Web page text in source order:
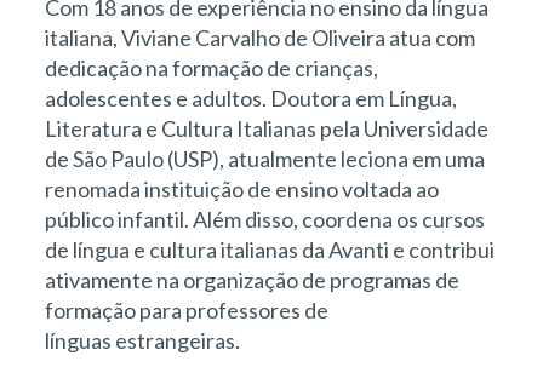
Com 18 anos de experiência no ensino da língua
italiana, Viviane Carvalho de Oliveira atua com
dedicação na formação de crianças,
adolescentes e adultos. Doutora em Língua,
Literatura e Cultura Italianas pela Universidade
de São Paulo (USP), atualmente leciona em uma
renomada instituição de ensino voltada ao
público infantil. Além disso, coordena os cursos
de língua e cultura italianas da Avanti e contribui
ativamente na organização de programas de
formação para professores de
línguas estrangeiras.